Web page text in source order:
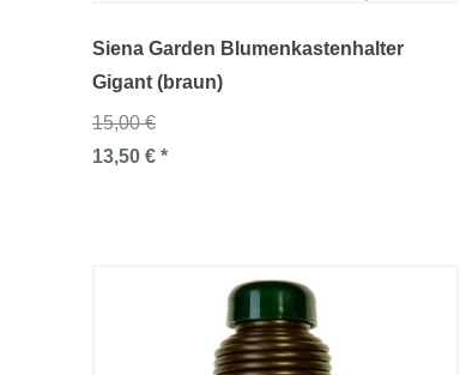
Siena Garden Blumenkastenhalter
Gigant (braun)
15,00 €
13,50 € *